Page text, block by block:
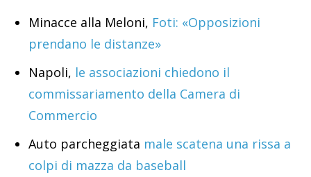
Minacce alla Meloni, Foti: «Opposizioni
prendano le distanze»
Napoli, le associazioni chiedono il
commissariamento della Camera di
Commercio
Auto parcheggiata male scatena una rissa a
colpi di mazza da baseball